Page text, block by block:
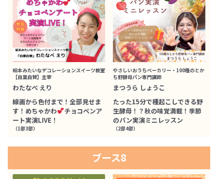
絵本みたいなデコレーションスイーツ教室
【自菓自賛】主宰
わたなべ えり
線画から色付まで！全部見せま
す！めちゃかわ
チョコペンア
ート実演LIVE！
（1部3部）
やさしいおうちベーカリー・100種のとか
ち野酵母パン専門講師
まつうら しょうこ
たった15分で種起こしできる野
生酵母！？秋の味覚満載！季節
のパン実演ミニレッスン
（2部4部）
ブース8